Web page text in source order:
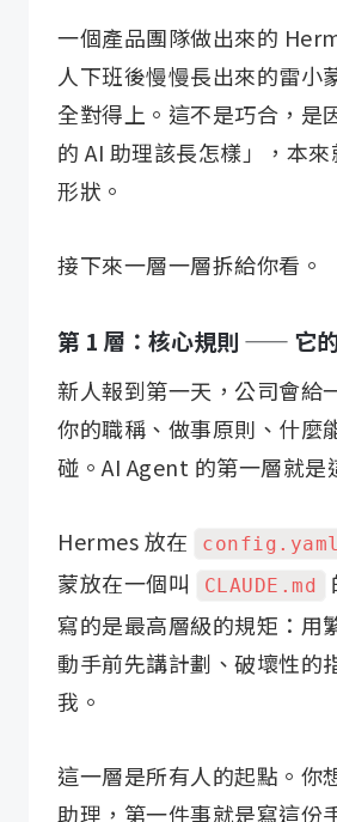
一個產品團隊做出來的
人下班後慢慢長出來的雷小
全對得上。這不是巧合，是
的 AI 助理該長怎樣」，本
形狀。
接下來一層一層拆給你看。
第 1 層：核心規則 —— 它的
新人報到第一天，公司會給
你的職稱、做事原則、什麼
碰。AI Agent 的第一層就是
Hermes 放在 config.yaml
蒙放在一個叫
CLAUDE.md
寫的是最高層級的規矩：用
動手前先講計劃、破壞性的
我。
這一層是所有人的起點。你
助理，第一件事就是寫這份